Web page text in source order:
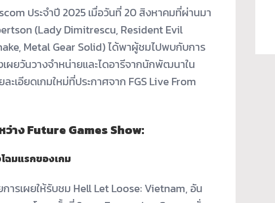
ประจำปี 2025 เมื่อวันที่ 20 สิงหาคมที่ผ่านมา
(Lady Dimitrescu, Resident Evil
Metal Gear Solid) ได้พาผู้ชมไปพบกับการ
เผยวันวางจำหน่ายและไดอารีจากนักพัฒนาใน
เอียดเกมใหม่ที่ประกาศจาก FGS Live From
ว่าง Future Games Show:
ฉมแรกของเกม
ารเผยให้รับชม Hell Let Loose: Vietnam, อัน